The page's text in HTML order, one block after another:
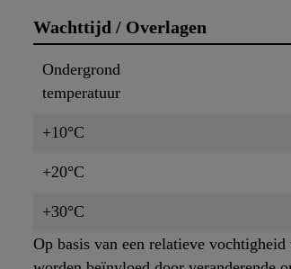
Wachttijd / Overlagen
Ondergrond
temperatuur
+10°C
+20°C
+30°C
Op basis van een relatieve